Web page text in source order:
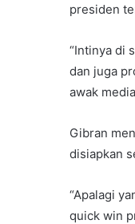
presiden
“Intinya di
dan juga
awak
Gibran
disiapkan
“Apalagi
quick win